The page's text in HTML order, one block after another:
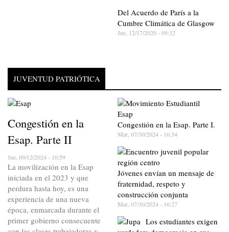
Del Acuerdo de París a la
Cumbre Climática de Glasgow
Jue, 12/17/2020 - 09:32
JUVENTUD PATRIÓTICA
Congestión en la
Esap. Parte II
Jue, 09/12/2024 - 10:59
La movilización en la Esap
iniciada en el 2023 y que
perdura hasta hoy, es una
experiencia de una nueva
época, enmarcada durante el
primer gobierno consecuente
Congestión en la Esap. Parte I.
Mar, 07/30/2024 - 16:34
Jóvenes envían un mensaje de
fraternidad, respeto y
construcción conjunta
Mar, 07/30/2024 - 16:27
Los estudiantes exigen